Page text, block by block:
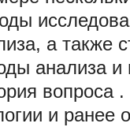
а также
анализа и
вопроса .
и